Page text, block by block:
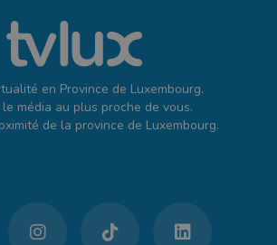
en Province de Luxembourg.
média au plus proche de vous.
de la province de Luxembourg.